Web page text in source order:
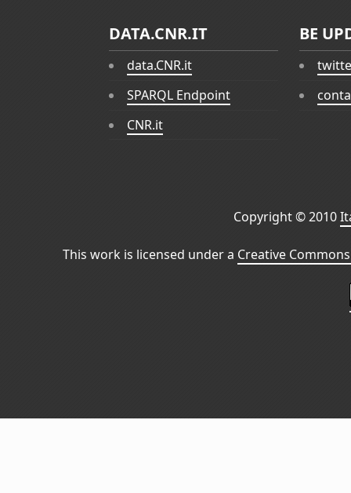
DATA.CNR.IT
data.CNR.it
SPARQL Endpoint
CNR.it
BE
Copyright © 2010
This work is licensed under a Creative